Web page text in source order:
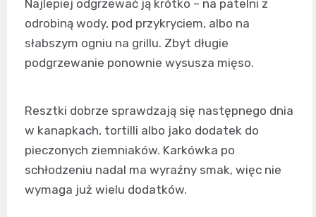
Najlepiej odgrzewać ją krótko – na patelni z
odrobiną wody, pod przykryciem, albo na
słabszym ogniu na grillu. Zbyt długie
podgrzewanie ponownie wysusza mięso.
Resztki dobrze sprawdzają się następnego dnia
w kanapkach, tortilli albo jako dodatek do
pieczonych ziemniaków. Karkówka po
schłodzeniu nadal ma wyraźny smak, więc nie
wymaga już wielu dodatków.